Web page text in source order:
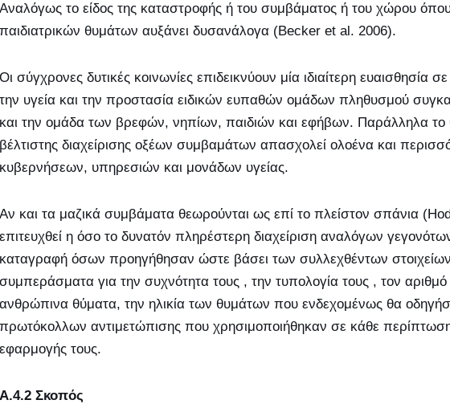
Αναλόγως το είδος της καταστροφής ή του συμβάματος ή του χώρου
παιδιατρικών θυμάτων αυξάνει δυσανάλογα (Becker et al. 2006).
Οι σύγχρονες δυτικές κοινωνίες επιδεικνύουν μία ιδιαίτερη
την υγεία και την προστασία ειδικών ευπαθών ομάδων πληθυσμού
και την ομάδα των βρεφών, νηπίων, παιδιών και εφήβων. Παράλληλα το
βέλτιστης διαχείρισης οξέων συμβαμάτων απασχολεί ολοένα και
κυβερνήσεων, υπηρεσιών και μονάδων υγείας.
Αν και τα μαζικά συμβάματα θεωρούνται ως επί το πλείστον σπάνια
επιτευχθεί η όσο το δυνατόν πληρέστερη διαχείριση αναλόγων
καταγραφή όσων προηγήθησαν ώστε βάσει των συλλεχθέντων
συμπεράσματα για την συχνότητα τους , την τυπολογία τους , τον
ανθρώπινα θύματα, την ηλικία των θυμάτων που ενδεχομένως θα
πρωτόκολλων αντιμετώπισης που χρησιμοποιήθηκαν σε κάθε
εφαρμογής τους.
Α.4.2 Σκοπός